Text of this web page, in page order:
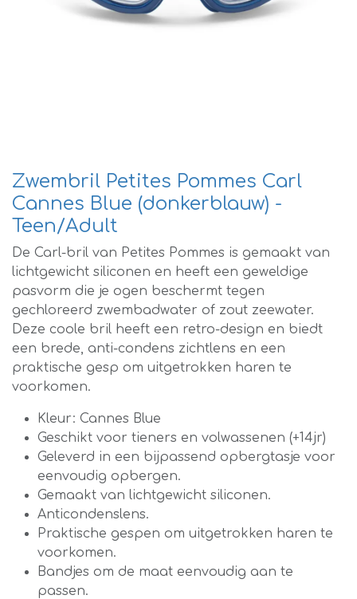
Zwembril Petites Pommes Carl
Cannes Blue (donkerblauw) -
Teen/Adult
De Carl-bril van Petites Pommes is gemaakt van
lichtgewicht siliconen en heeft een geweldige
pasvorm die je ogen beschermt tegen
gechloreerd zwembadwater of zout zeewater.
Deze coole bril heeft een retro-design en biedt
een brede, anti-condens zichtlens en een
praktische gesp om uitgetrokken haren te
voorkomen.
Kleur: Cannes Blue
Geschikt voor tieners en volwassenen (+14jr)
Geleverd in een bijpassend opbergtasje voor
eenvoudig opbergen.
Gemaakt van lichtgewicht siliconen.
Anticondenslens.
Praktische gespen om uitgetrokken haren te
voorkomen.
Bandjes om de maat eenvoudig aan te
passen.